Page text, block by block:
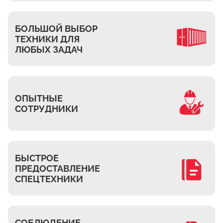
Петровское
Подберёзное
Томилино
Октябрьский
Токарёво
Жилино-1
БОЛЬШОЙ ВЫБОР
ТЕХНИКИ ДЛЯ
ЛЮБЫХ ЗАДАЧ
ОПЫТНЫЕ
СОТРУДНИКИ
БЫСТРОЕ
ПРЕДОСТАВЛЕНИЕ
СПЕЦТЕХНИКИ